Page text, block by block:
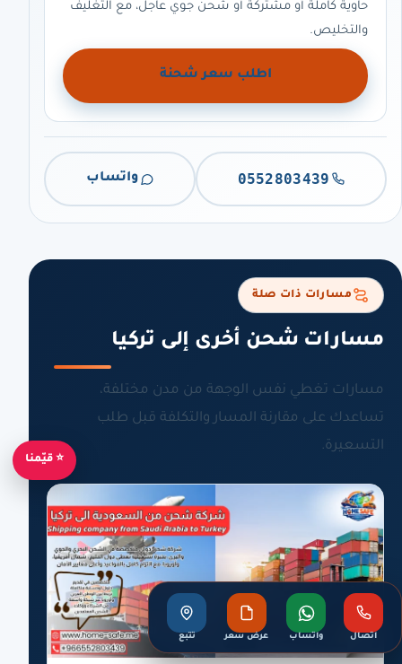
حاوية كاملة أو مشتركة أو شحن جوي عاجل، مع التغليف
والتخليص.
اطلب سعر شحنة
0552803439 واتساب
مسارات ذات صلة
مسارات شحن أخرى إلى تركيا
مسارات تغطي نفس الوجهة من مدن مختلفة،
تساعدك على مقارنة المسار والتكلفة قبل طلب
التسعيرة.
اتصال واتساب عرض سعر تتبع
⭐ قيّمنا